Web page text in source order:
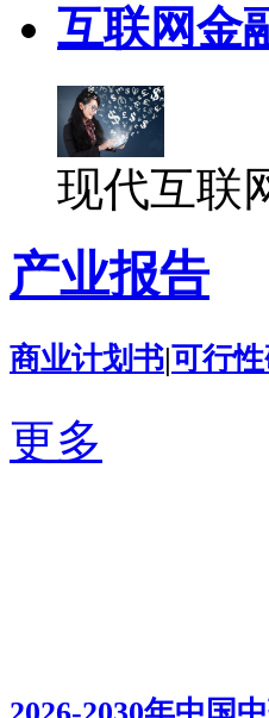
互联网金
现代互联
产业报告
商业计划书|可行
更多